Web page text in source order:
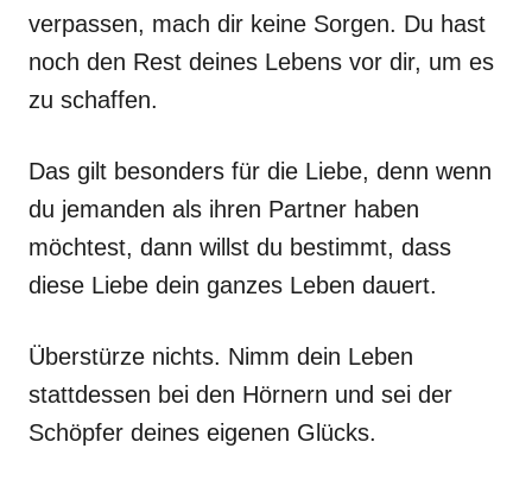
verpassen, mach dir keine Sorgen. Du hast
noch den Rest deines Lebens vor dir, um es
zu schaffen.
Das gilt besonders für die Liebe, denn wenn
du jemanden als ihren Partner haben
möchtest, dann willst du bestimmt, dass
diese Liebe dein ganzes Leben dauert.
Überstürze nichts. Nimm dein Leben
stattdessen bei den Hörnern und sei der
Schöpfer deines eigenen Glücks.